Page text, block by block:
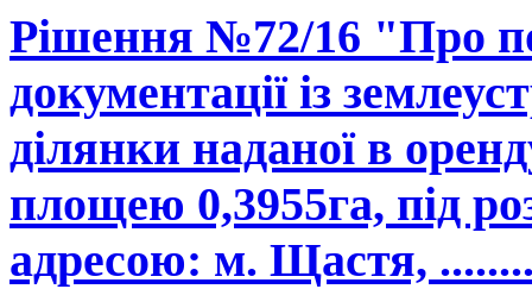
Рішення №72/16 "Про
документації із
ділянки наданої в
площею 0,3955га, під
адресою: м. Щастя,